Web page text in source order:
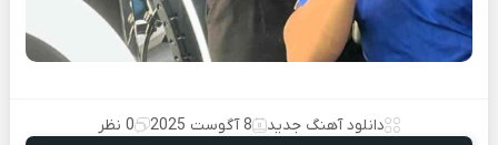
دانلود آهنگ جدید 8 آگوست 2025
0 نظر